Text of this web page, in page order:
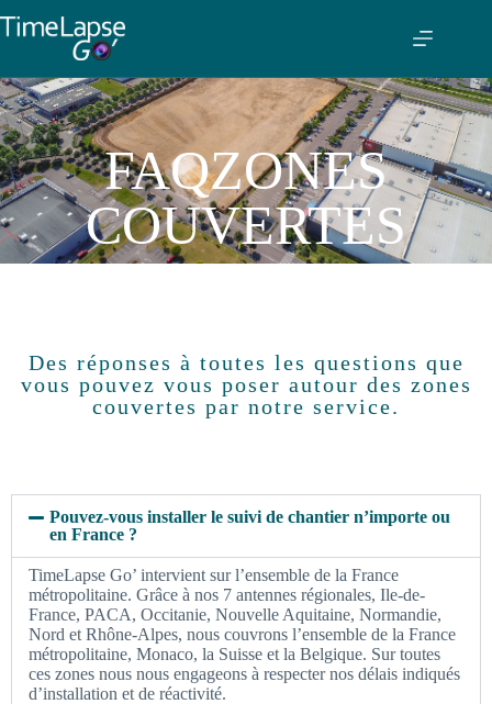
FAQZONES
COUVERTES
Des réponses à toutes les questions que
vous pouvez vous poser autour des zones
couvertes par notre service.
Pouvez-vous installer le suivi de chantier n’importe ou
en France ?
TimeLapse Go’ intervient sur l’ensemble de la France
métropolitaine. Grâce à nos 7 antennes régionales, Ile-de-
France, PACA, Occitanie, Nouvelle Aquitaine, Normandie,
Nord et Rhône-Alpes, nous couvrons l’ensemble de la France
métropolitaine, Monaco, la Suisse et la Belgique. Sur toutes
ces zones nous nous engageons à respecter nos délais indiqués
d’installation et de réactivité.